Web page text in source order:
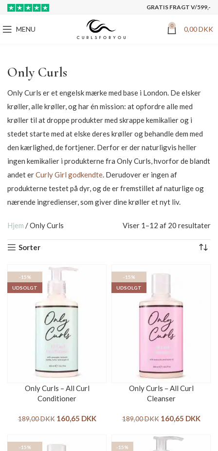
GRATIS FRAGT V/599,-
MENU 0 0,00DKK
Only Curls
Only Curls er et engelsk mærke med base i London. De elsker
krøller, alle krøller, og har én mission: at opfordre alle med
krøller til at droppe produkter med skrappe kemikalier og i
stedet starte med at elske deres krøller og behandle dem med
den kærlighed, de fortjener. Derfor er der naturligvis heller
ingen kemikalier i produkterne fra Only Curls, hvorfor de blandt
andet erCurly Girl godkendte. Derudover er ingen af
produkterne testet på dyr, og de er fremstillet af naturlige og
nærende ingredienser, som giver dine krøller et nyt liv.
Hjem /Only Curls Viser 1–12 af 20 resultater
Sorter
-15%
UDSOLGT
Only Curls – All Curl
Conditioner
189,00DKK 160,65 DKK
-15%
UDSOLGT
Only Curls – All Curl
Cleanser
189,00DKK 160,65 DKK
-15%
-15%